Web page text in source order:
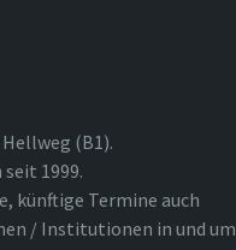
(B1).
1999.
künftige Termine auch
/ Institutionen in und um